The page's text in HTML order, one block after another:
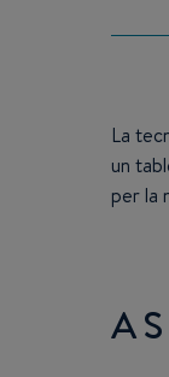
La
un
per la